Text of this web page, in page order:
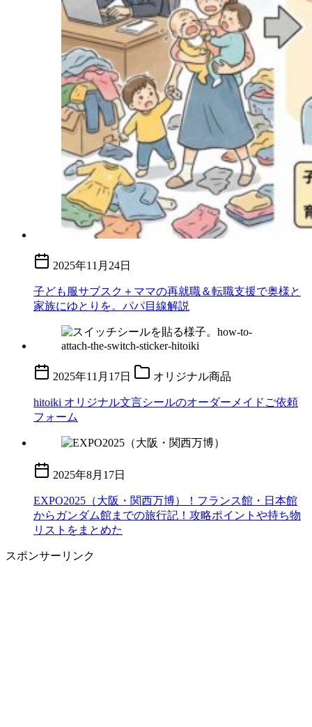
2025年11月24日
子ども服サブスク＋ママの再就職＆転職支援で奥様と
家族にゆとりを。パパ目線解説
2025年11月17日 オリジナル商品
hitoiki オリジナル文言シールのオーダーメイドご依頼
フォーム
2025年8月17日
EXPO2025（大阪・関西万博）！フランス館・日本館
からガンダム館までの旅行記！攻略ポイントや持ち物
リストをまとめた
スポンサーリンク